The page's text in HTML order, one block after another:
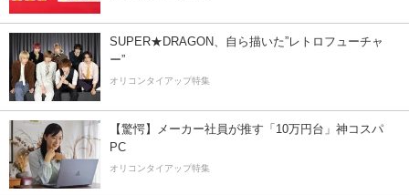
SUPER★DRAGON、自ら描いた”レトロフューチャ
ー”
オリコンタイアップ特集
【驚愕】メーカー社員が推す「10万円台」神コスパ
PC
オリコンタイアップ特集